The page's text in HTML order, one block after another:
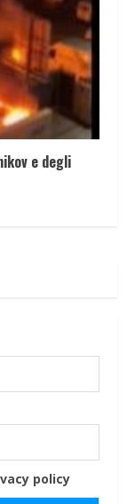
e degli
policy